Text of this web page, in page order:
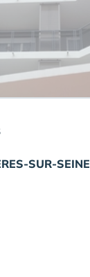
SUR-SEINE